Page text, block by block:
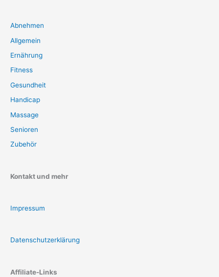
Abnehmen
Allgemein
Ernährung
Fitness
Gesundheit
Handicap
Massage
Senioren
Zubehör
Kontakt und mehr
Impressum
Datenschutzerklärung
Affiliate-Links